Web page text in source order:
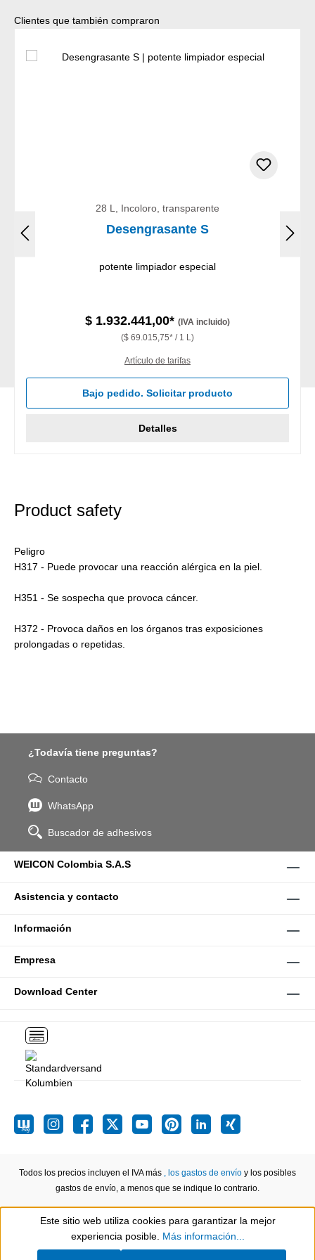
Omitir la galería de productos
Clientes que también compraron
28 L, Incoloro, transparente
Desengrasante S
potente limpiador especial
$ 1.932.441,00* (IVA incluido)
($ 69.015,75* / 1 L)
Artículo de tarifas
Bajo pedido. Solicitar producto
Detalles
Product safety
Peligro
H317 - Puede provocar una reacción alérgica en la piel.
H351 - Se sospecha que provoca cáncer.
H372 - Provoca daños en los órganos tras exposiciones
prolongadas o repetidas.
¿Todavía tiene preguntas?
Contacto
WhatsApp
Buscador de adhesivos
WEICON Colombia S.A.S
Asistencia y contacto
Información
Empresa
Download Center
Todos los precios incluyen el IVA más , los gastos de envío y los posibles
gastos de envío, a menos que se indique lo contrario.
Show toolbar
Este sitio web utiliza cookies para garantizar la mejor
experiencia posible. Más información...